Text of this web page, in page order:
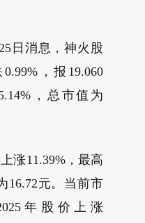
日消息，神火股
，报19.060
，总市值为
涨11.39%，最高
16.72元。当前市
年股价上涨